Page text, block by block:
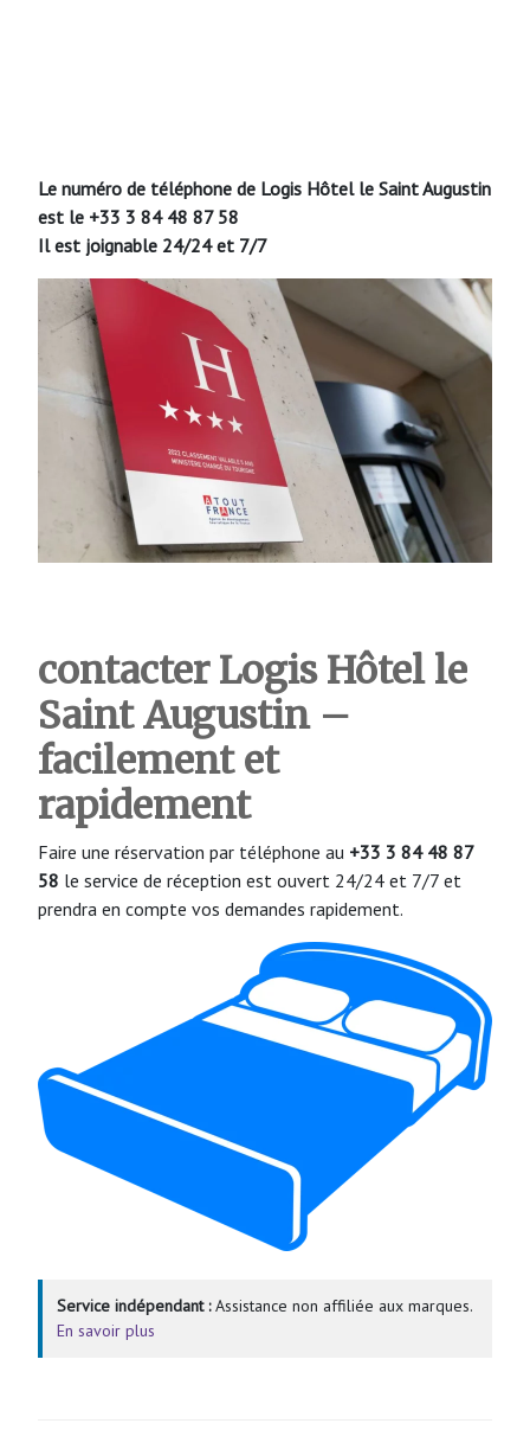
Le numéro de téléphone de Logis Hôtel le Saint Augustin
est le +33 3 84 48 87 58
Il est joignable 24/24 et 7/7
contacter Logis Hôtel le
Saint Augustin –
facilement et
rapidement
Faire une réservation par téléphone au +33 3 84 48 87
58 le service de réception est ouvert 24/24 et 7/7 et
prendra en compte vos demandes rapidement.
Service indépendant :Assistance non affiliée aux marques.
En savoir plus